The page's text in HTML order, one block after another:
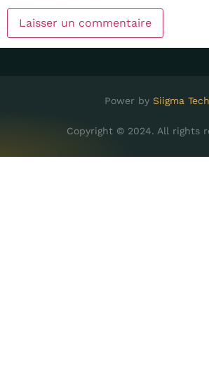
Power by Siigma Tech
Copyright © 2024. All rights